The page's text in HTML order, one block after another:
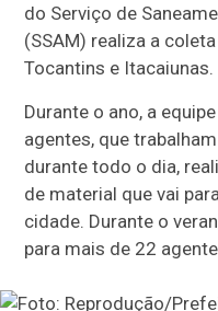
do Serviço de
(SSAM) realiza a
Tocantins e Itacaiunas.
Durante o ano, a
agentes, que
durante todo o dia,
de material que vai
cidade. Durante o
para mais de 22